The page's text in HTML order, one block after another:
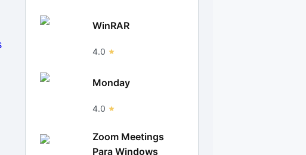
WinRAR
4.0
Monday
4.0
Zoom Meetings
Para Windows